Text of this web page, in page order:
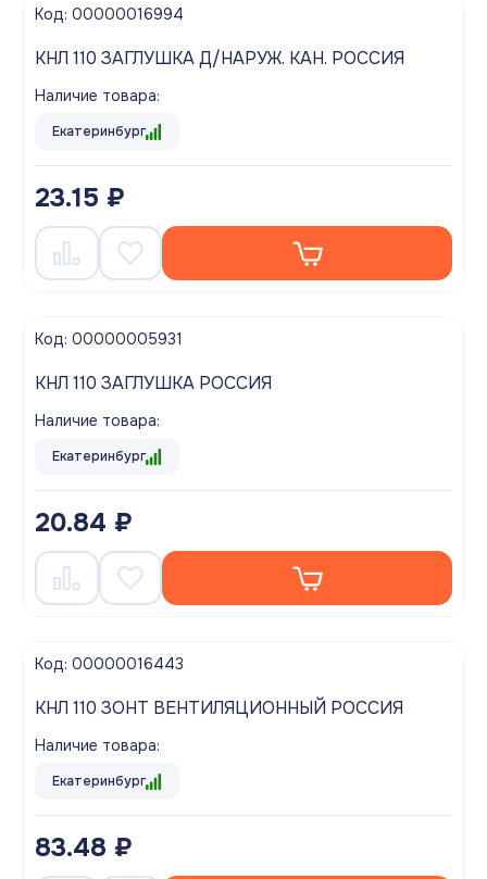
Код: 00000016994
КНЛ 110 ЗАГЛУШКА Д/НАРУЖ. КАН. РОССИЯ
Наличие товара:
Екатеринбург
23.15 ₽
Код: 00000005931
КНЛ 110 ЗАГЛУШКА РОССИЯ
Наличие товара:
Екатеринбург
20.84 ₽
Код: 00000016443
КНЛ 110 ЗОНТ ВЕНТИЛЯЦИОННЫЙ РОССИЯ
Наличие товара:
Екатеринбург
83.48 ₽